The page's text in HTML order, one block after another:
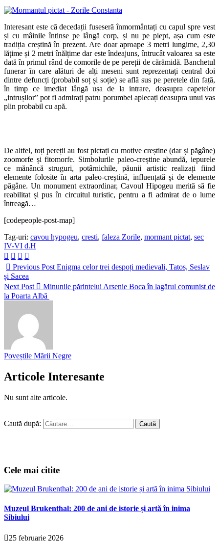
Interesant este că decedații fuseseră înmormântați cu capul spre vest
și cu mâinile întinse pe lângă corp, și nu pe piept, așa cum este
tradiția creștină în prezent. Are doar aproape 3 metri lungime, 2,30
lățime și 2 metri înălțime dar este îndeajuns, întrucât valoarea sa este
dată în primul rând de comorile de pe pereții de cărămidă. Banchetul
funerar în care alături de alți meseni sunt reprezentați central doi
dintre defuncți (probabil soț și soție) se află sus pe peretele din față,
în timp ce imediat lângă ușa de la intrare, deasupra capetelor
„intrușilor” pot fi admirați patru porumbei aplecați deasupra unui vas
plin probabil cu apă.
De altfel, toți pereții au fost pictați cu motive creștine (dar și păgâne)
zoomorfe și fitomorfe. Simbolurile paleo-creștine abundă, iepurele
ce mănâncă struguri, potârnichile, păunii artistic realizați fiind
elemente folosite în arta paleo-creștină, influențată și de elemente
păgâne. Un monument extraordinar, Cavoul Hipogeu merită să fie
reabilitat și pus în circuitul turistic, pentru a fi admirat de o lume
întreagă…
[codepeople-post-map]
Tag-uri: cavou hypogeu, cresti, faleza Zorile, mormant pictat, sec
IV-VI d.H
Previous Post Enigma celor trei despoți medievali, Tatos, Seslav
și Sacea
Next Post
Minunile părintelui Arsenie Boca în lagărul comunist de
la Poarta Albă
Poveștile Mării Negre
Articole Interesante
Nu sunt alte articole.
Caută după:
Cele mai citite
Muzeul Brukenthal: 200 de ani de istorie și artă în inima
Sibiului
25 februarie 2026